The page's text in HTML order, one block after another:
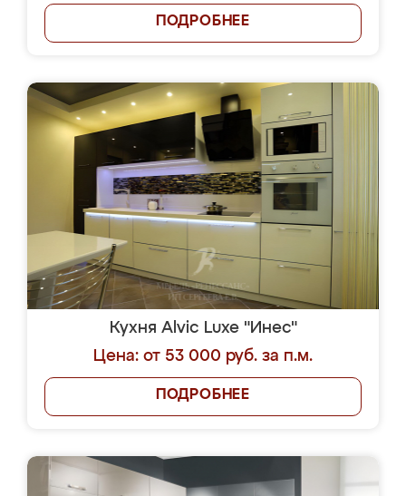
ПОДРОБНЕЕ
Кухня Alvic Luxe "Инес"
Цена: от 53 000 руб. за п.м.
ПОДРОБНЕЕ